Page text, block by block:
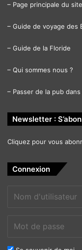
– Page principale du site
– Guide de voyage des
– Guide de la Floride
– Qui sommes nous ?
– Passer de la pub
Newsletter :
Cliquez pour vous
Connexion